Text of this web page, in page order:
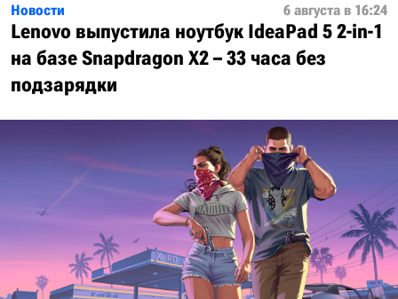
Новости 6 августа в 16:24
Lenovo выпустила ноутбук IdeaPad 5 2-in-1
на базе Snapdragon X2 – 33 часа без
подзарядки